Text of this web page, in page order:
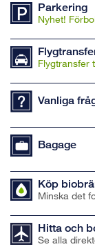
Parkering
Nyhet!
Flygtransfer
Vanliga
Bagage
Köp
Minska det
Hitta och
Se alla